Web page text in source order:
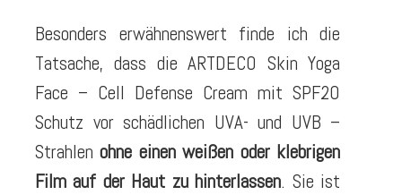
Besonders erwähnenswert finde ich die
Tatsache, dass die ARTDECO Skin Yoga
Face – Cell Defense Cream mit SPF20
Schutz vor schädlichen UVA- und UVB –
Strahlenohne einen weißen oder klebrigen
Film auf der Haut zu hinterlassen. Sie ist